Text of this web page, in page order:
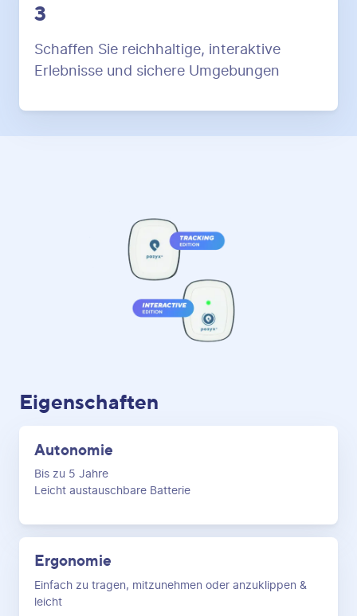
3
Schaffen Sie reichhaltige, interaktive
Erlebnisse und sichere Umgebungen
Eigenschaften
Autonomie
Bis zu 5 Jahre
Leicht austauschbare Batterie
Ergonomie
Einfach zu tragen, mitzunehmen oder anzuklippen &
leicht